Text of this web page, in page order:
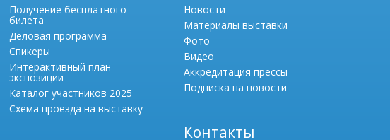
Получение бесплатного
билета
Деловая программа
Спикеры
Интерактивный план
экспозиции
Каталог участников 2025
Схема проезда на выставку
Новости
Материалы выставки
Фото
Видео
Аккредитация прессы
Подписка на новости
Контакты